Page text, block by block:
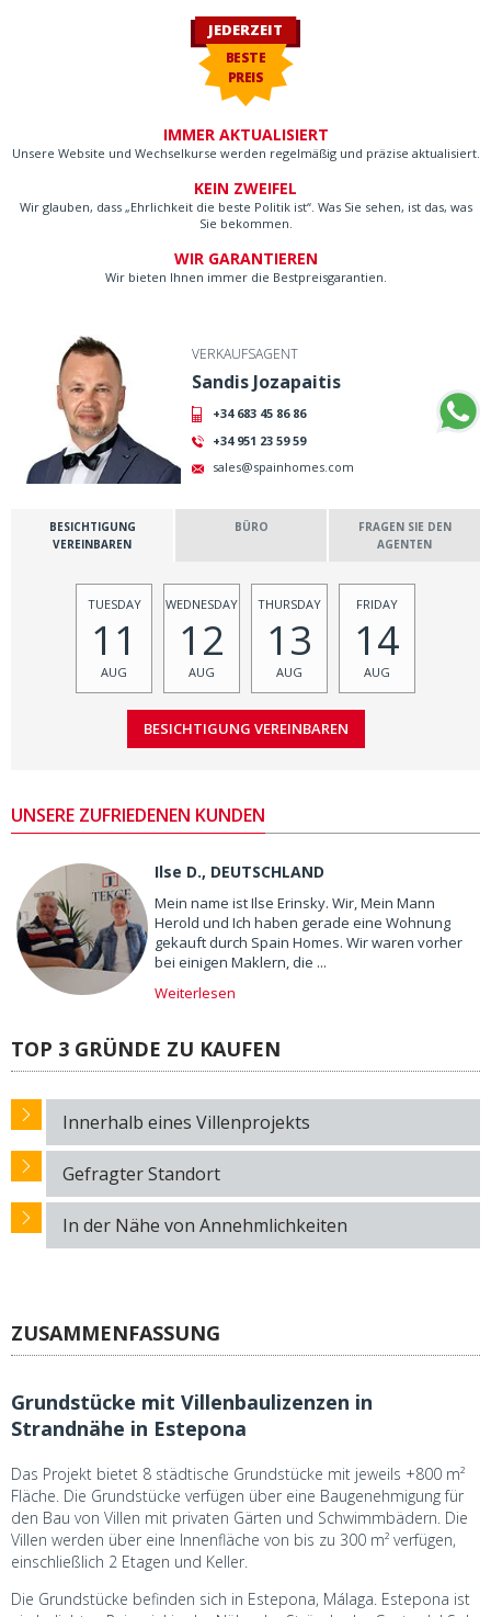
JEDERZEIT
BESTE
PREIS
IMMER AKTUALISIERT
Unsere Website und Wechselkurse werden regelmäßig und präzise aktualisiert.
KEIN ZWEIFEL
Wir glauben, dass „Ehrlichkeit die beste Politik ist“. Was Sie sehen, ist das, was
Sie bekommen.
WIR GARANTIEREN
Wir bieten Ihnen immer die Bestpreisgarantien.
VERKAUFSAGENT
Sandis Jozapaitis
+34 683 45 86 86
+34 951 23 59 59
sales@spainhomes.com
BESICHTIGUNG
VEREINBAREN
BÜRO
FRAGEN SIE DEN
AGENTEN
TUESDAY
11
AUG
WEDNESDAY
12
AUG
THURSDAY
13
AUG
FRIDAY
14
AUG
UNSERE ZUFRIEDENEN KUNDEN
Ilse D., DEUTSCHLAND
Mein name ist Ilse Erinsky. Wir, Mein Mann
Herold und Ich haben gerade eine Wohnung
gekauft durch Spain Homes. Wir waren vorher
bei einigen Maklern, die ...
Weiterlesen
TOP 3 GRÜNDE ZU KAUFEN
Innerhalb eines Villenprojekts
Gefragter Standort
In der Nähe von Annehmlichkeiten
ZUSAMMENFASSUNG
Grundstücke mit Villenbaulizenzen in
Strandnähe in Estepona
Das Projekt bietet 8 städtische Grundstücke mit jeweils +800 m²
Fläche. Die Grundstücke verfügen über eine Baugenehmigung für
den Bau von Villen mit privaten Gärten und Schwimmbädern. Die
Villen werden über eine Innenfläche von bis zu 300 m² verfügen,
einschließlich 2 Etagen und Keller.
Die Grundstücke befinden sich in Estepona, Málaga. Estepona ist